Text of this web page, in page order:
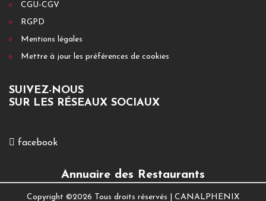
CGU-CGV
RGPD
Mentions légales
Mettre à jour les préférences de cookies
SUIVEZ-NOUS
SUR LES RÉSEAUX SOCIAUX
facebook
Annuaire des Restaurants
Copyright ©2026 Tous droits réservés | CANALPHENIX